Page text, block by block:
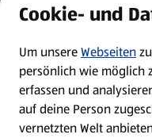
Cookie- und
Um unsereWebseiten
persönlich wie möglich
erfassen und
auf deine Person
vernetzten Welt